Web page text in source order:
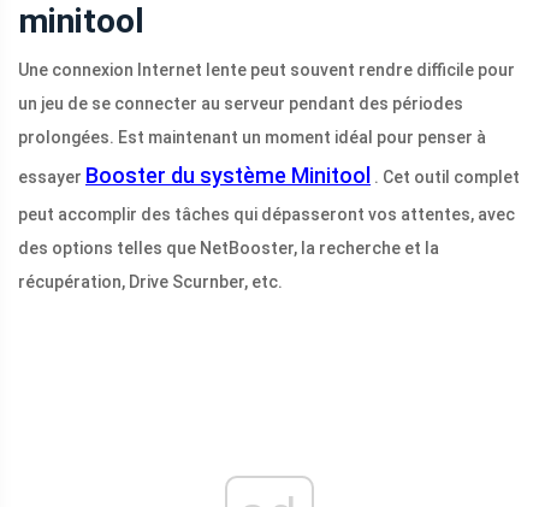
minitool
Une connexion Internet lente peut souvent rendre difficile pour
un jeu de se connecter au serveur pendant des périodes
prolongées. Est maintenant un moment idéal pour penser à
essayer Booster du système Minitool . Cet outil complet
peut accomplir des tâches qui dépasseront vos attentes, avec
des options telles que NetBooster, la recherche et la
récupération, Drive Scurnber, etc.